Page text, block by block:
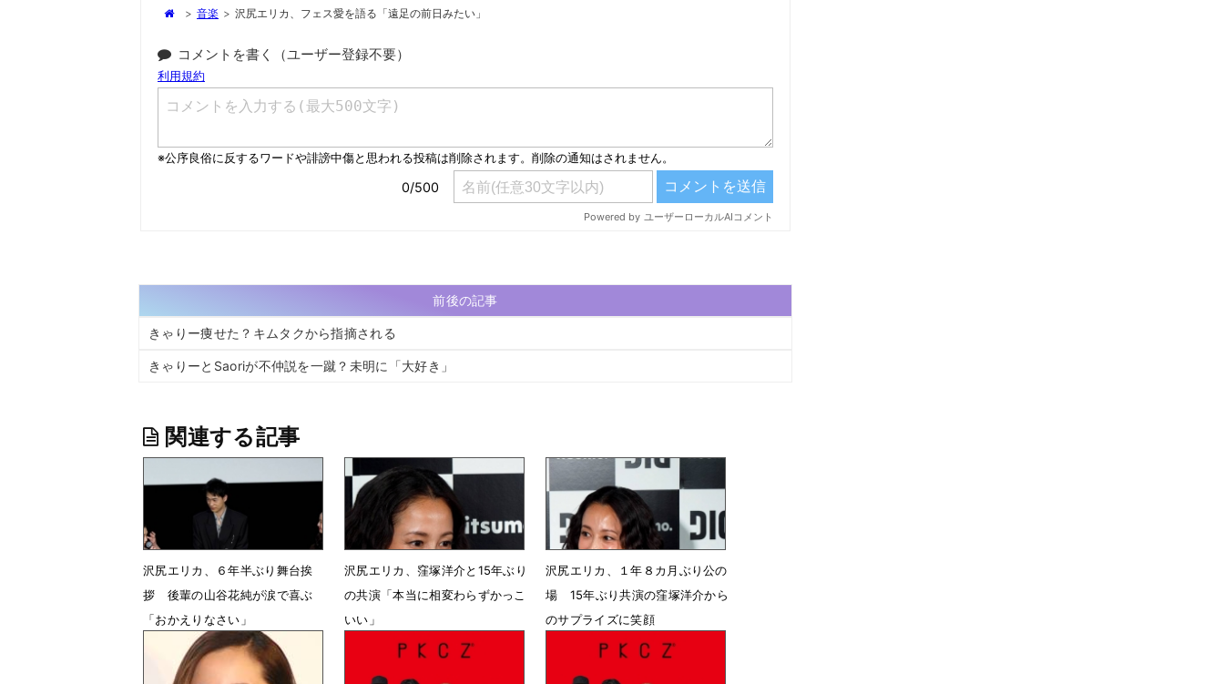
> 音楽 > 沢尻エリカ、フェス愛を語る「遠足の前日みたい」
コメントを書く（ユーザー登録不要）
前後の記事
きゃりー痩せた？キムタクから指摘される
きゃりーとSaoriが不仲説を一蹴？未明に「大好き」
関連する記事
沢尻エリカ、６年半ぶり舞台挨
拶 後輩の山谷花純が涙で喜ぶ
「おかえりなさい」
3月6日 13時34分
沢尻エリカ、窪塚洋介と15年ぶり
の共演「本当に相変わらずかっこ
いい」
10月15日 09時21分
沢尻エリカ、１年８カ月ぶり公の
場 15年ぶり共演の窪塚洋介から
のサプライズに笑顔
10月10日 16時54分